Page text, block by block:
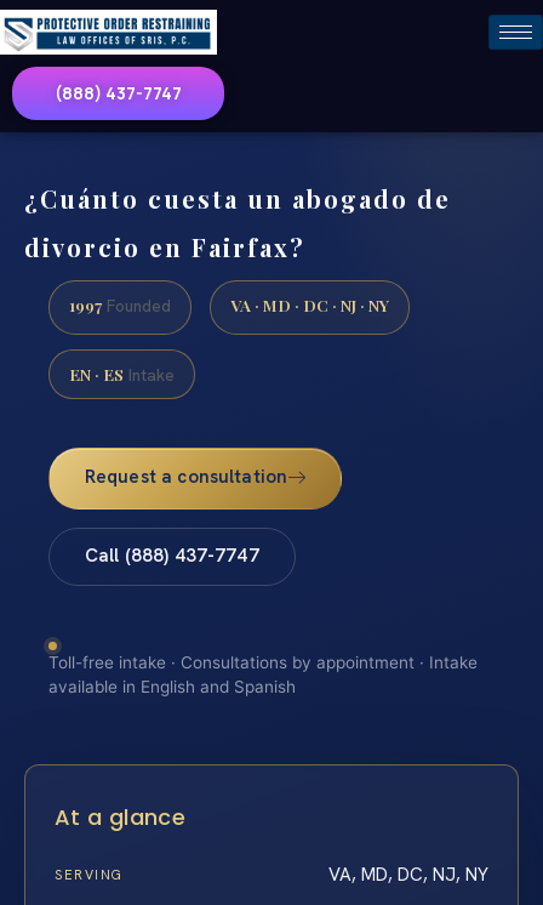
(888) 437-7747
¿Cuánto cuesta un abogado de
divorcio en Fairfax?
1997 Founded VA · MD · DC · NJ · NY
EN · ES Intake
Request a consultation
Call (888) 437-7747
Toll-free intake · Consultations by appointment · Intake
available in English and Spanish
At a glance
SERVING VA, MD, DC, NJ, NY